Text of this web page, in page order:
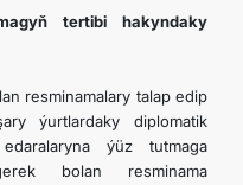
tertibi hakyndaky
resminamalary talap edip
ýurtlardaky diplomatik
ýüz tutmaga
bolan resminama